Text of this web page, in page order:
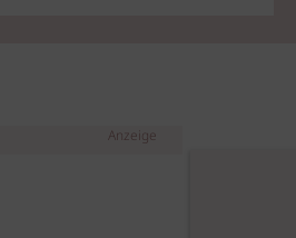
Anzeige